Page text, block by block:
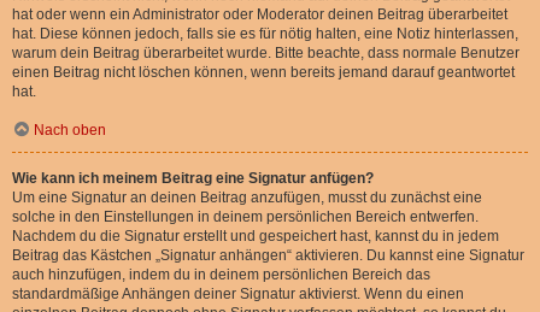
hat oder wenn ein Administrator oder Moderator deinen Beitrag überarbeitet
hat. Diese können jedoch, falls sie es für nötig halten, eine Notiz hinterlassen,
warum dein Beitrag überarbeitet wurde. Bitte beachte, dass normale Benutzer
einen Beitrag nicht löschen können, wenn bereits jemand darauf geantwortet
hat.
Nach oben
Wie kann ich meinem Beitrag eine Signatur anfügen?
Um eine Signatur an deinen Beitrag anzufügen, musst du zunächst eine
solche in den Einstellungen in deinem persönlichen Bereich entwerfen.
Nachdem du die Signatur erstellt und gespeichert hast, kannst du in jedem
Beitrag das Kästchen „Signatur anhängen“ aktivieren. Du kannst eine Signatur
auch hinzufügen, indem du in deinem persönlichen Bereich das
standardmäßige Anhängen deiner Signatur aktivierst. Wenn du einen